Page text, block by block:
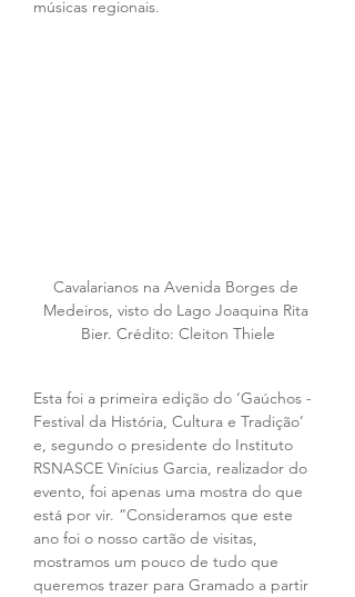
músicas regionais.
Cavalarianos na Avenida Borges de
Medeiros, visto do Lago Joaquina Rita
Bier. Crédito: Cleiton Thiele
Esta foi a primeira edição do ‘Gaúchos -
Festival da História, Cultura e Tradição’
e, segundo o presidente do Instituto
RSNASCE Vinícius Garcia, realizador do
evento, foi apenas uma mostra do que
está por vir. “Consideramos que este
ano foi o nosso cartão de visitas,
mostramos um pouco de tudo que
queremos trazer para Gramado a partir